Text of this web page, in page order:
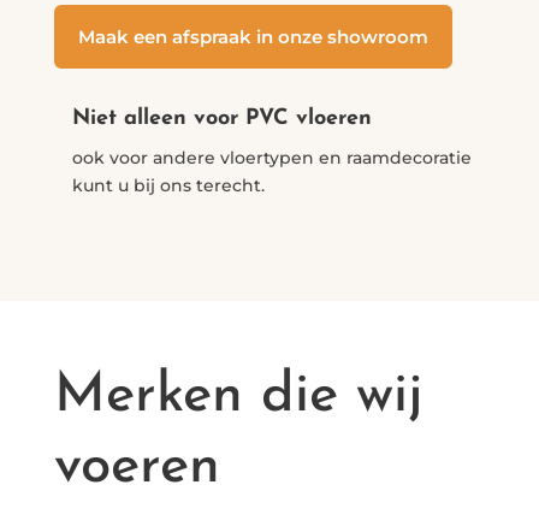
Maak een afspraak in onze showroom
Niet alleen voor PVC vloeren
ook voor andere vloertypen en raamdecoratie
kunt u bij ons terecht.
Merken die wij
voeren